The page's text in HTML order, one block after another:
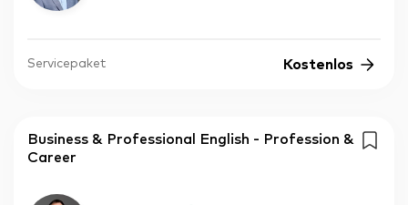
Servicepaket Kostenlos
Business & Professional English - Profession &
Career